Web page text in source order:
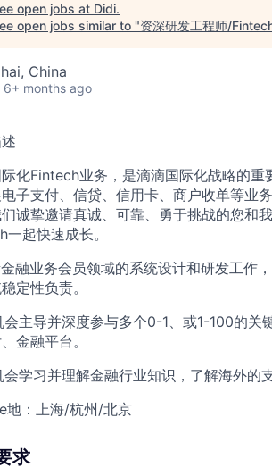
open jobs at Didi.
open jobs similar to "资深研发工程师/
China
6+ months ago
化Fintech业务，是滴滴国际化战略的
子支付、信贷、信用卡、商户收单等业
诚挚邀请真诚、可靠、勇于挑战的您和
一起快速成长。
金融业务会员领域的系统设计和研发工作
定性负责。
会主导并深度参与多个0-1、或1-100的关
金融平台。
学习并理解金融行业知识，了解海外的
地：上海/杭州/北京
求